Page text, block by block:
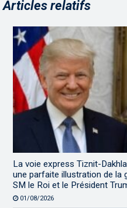
Articles relatifs
La voie express Tiznit-
une parfaite illustration de la
SM le Roi et le Président
01/08/2026